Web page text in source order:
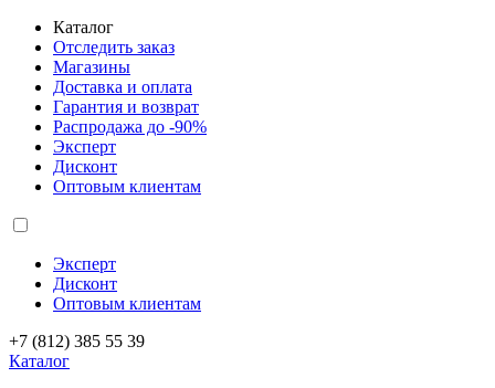
Каталог
Отследить заказ
Магазины
Доставка и оплата
Гарантия и возврат
Распродажа до -90%
Эксперт
Дисконт
Оптовым клиентам
Эксперт
Дисконт
Оптовым клиентам
+7 (812) 385 55 39
Каталог